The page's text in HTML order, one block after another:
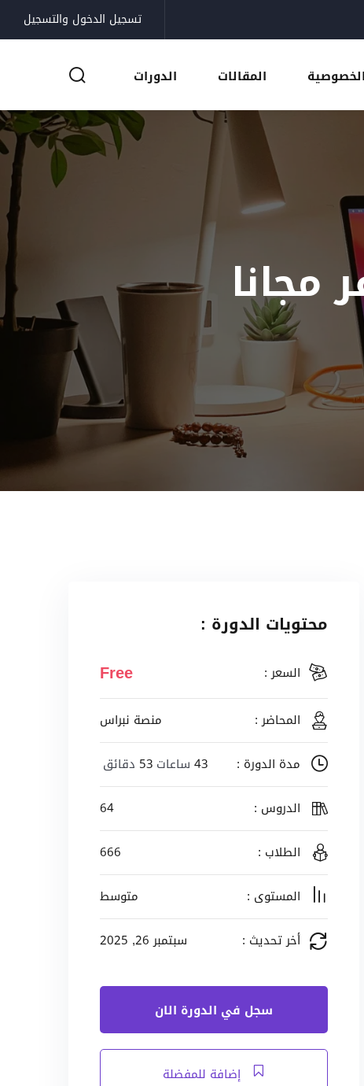
تسجيل الدخول والتسجيل
المقالات الدورات
محتويات الدورة :
السعر : Free
المحاضر :
منصة نبراس
مدة الدورة :
43 ساعات 53 دقائق
الدروس :
64
الطلاب :
666
المستوى :
متوسط
أخر تحديث :
سبتمبر 26, 2025
سجل في الدورة الان
إضافة للمفضلة